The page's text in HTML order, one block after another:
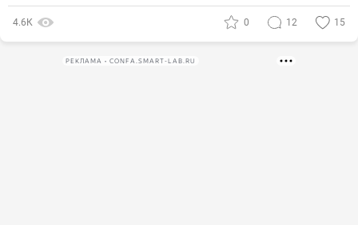
4.6К 0 12 15
РЕКЛАМА • CONFA.SMART-LAB.RU